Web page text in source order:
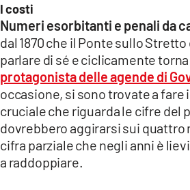
ANDROID
APPLE
I costi
Numeri esorbitanti e penali da
dal 1870 che il Ponte sullo
parlare di sé e ciclicamente
protagonista delle agende di
occasione, si sono trovate a fare
cruciale che riguarda le cifre del
dovrebbero aggirarsi sui quattro
cifra parziale che negli anni è
a raddoppiare.